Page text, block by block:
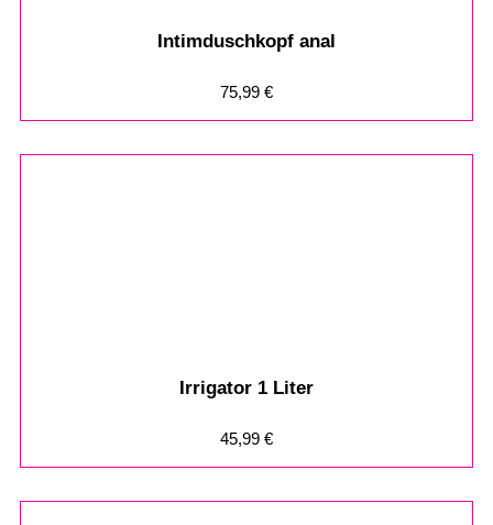
Intimduschkopf anal
75,99 €
Irrigator 1 Liter
45,99 €